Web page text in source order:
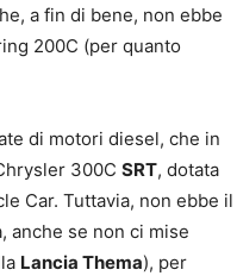
a fin di bene, non ebbe
200C (per quanto
di motori diesel, che in
300C SRT, dotata
Car. Tuttavia, non ebbe il
anche se non ci mise
Lancia Thema), per